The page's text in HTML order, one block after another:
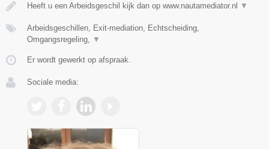
Heeft u een Arbeidsgeschil kijk dan op www.nautamediator.nl ▼
Arbeidsgeschillen, Exit-mediation, Echtscheiding,
Omgangsregeling,
▼
Er wordt gewerkt op afspraak.
Sociale media: